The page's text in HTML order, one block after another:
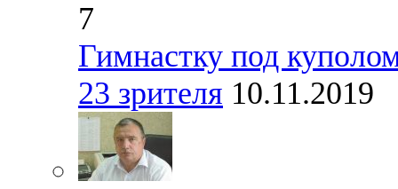
7
Гимнастку под
23 зрителя 10.11.2019